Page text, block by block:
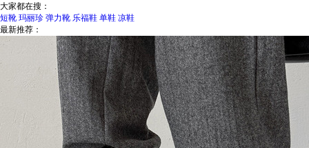
大家都在搜：
短靴 玛丽珍 弹力靴 乐福鞋 单鞋 凉鞋
最新推荐：